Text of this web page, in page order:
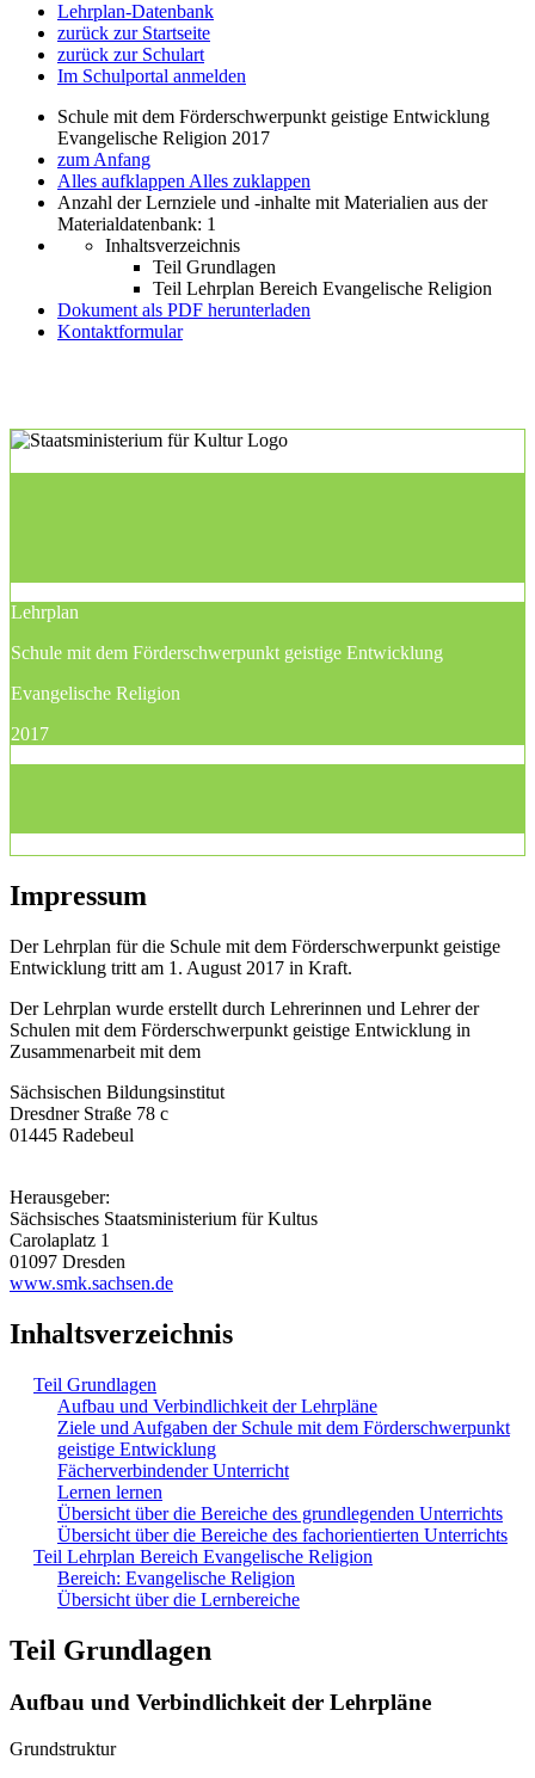
Lehrplan-Datenbank
zurück zur Startseite
zurück zur Schulart
Im Schulportal anmelden
Schule mit dem Förderschwerpunkt geistige Entwicklung
Evangelische Religion 2017
zum Anfang
Alles aufklappen Alles zuklappen
Anzahl der Lernziele und -inhalte mit Materialien aus der
Materialdatenbank: 1
Inhaltsverzeichnis
Teil Grundlagen
Teil Lehrplan Bereich Evangelische Religion
Dokument als PDF herunterladen
Kontaktformular
Lehrplan
Schule mit dem Förderschwerpunkt geistige Entwicklung
Evangelische Religion
2017
Impressum
Der Lehrplan für die Schule mit dem Förderschwerpunkt geistige
Entwicklung tritt am 1. August 2017 in Kraft.
Der Lehrplan wurde erstellt durch Lehrerinnen und Lehrer der
Schulen mit dem Förderschwerpunkt geistige Entwicklung in
Zusammenarbeit mit dem
Sächsischen Bildungsinstitut
Dresdner Straße 78 c
01445 Radebeul
Herausgeber:
Sächsisches Staatsministerium für Kultus
Carolaplatz 1
01097 Dresden
www.smk.sachsen.de
Inhaltsverzeichnis
Teil Grundlagen
Aufbau und Verbindlichkeit der Lehrpläne
Ziele und Aufgaben der Schule mit dem Förderschwerpunkt
geistige Entwicklung
Fächerverbindender Unterricht
Lernen lernen
Übersicht über die Bereiche des grundlegenden Unterrichts
Übersicht über die Bereiche des fachorientierten Unterrichts
Teil Lehrplan Bereich Evangelische Religion
Bereich: Evangelische Religion
Übersicht über die Lernbereiche
Teil Grundlagen
Aufbau und Verbindlichkeit der Lehrpläne
Grundstruktur